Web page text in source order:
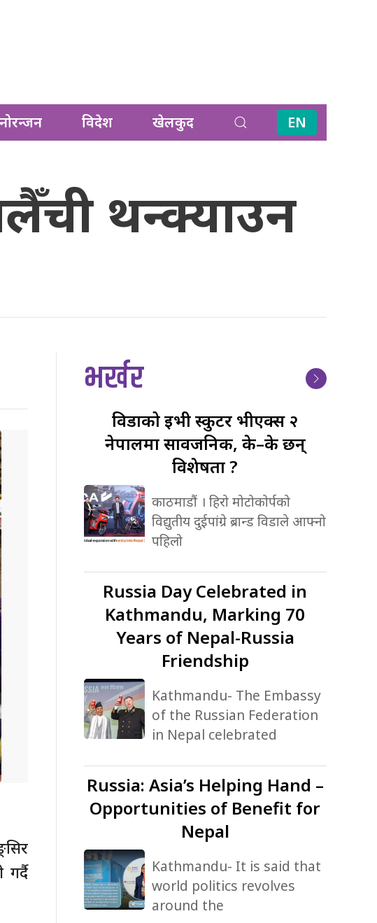
विदेश खेलकुद EN
थन्क्याउन
भर्खर
विडाकोईभी स्कुटर भीएक्स २
नेपालमा सार्वजनिक, के–के छन्
विशेषता ?
काठमाडौं । हिरो मोटोकोर्पको
विद्युतीय दुईपांग्रे ब्रान्ड विडाले आफ्नो
पहिलो
Russia Day Celebrated in
Kathmandu, Marking 70
Years of Nepal-Russia
Friendship
Kathmandu- The Embassy
of the Russian Federation
in Nepal celebrated
Russia: Asia’s Helping Hand –
Opportunities of Benefit for
Nepal
Kathmandu- It is said that
world politics revolves
around the